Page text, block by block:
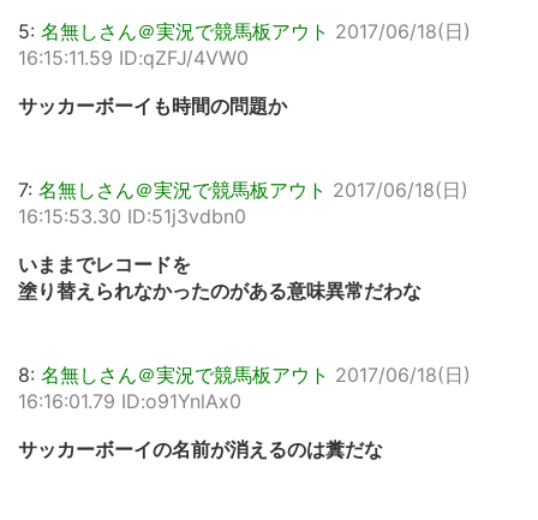
5: 名無しさん＠実況で競馬板アウト 2017/06/18(日)
16:15:11.59 ID:qZFJ/4VW0
サッカーボーイも時間の問題か
7: 名無しさん＠実況で競馬板アウト 2017/06/18(日)
16:15:53.30 ID:51j3vdbn0
いままでレコードを
塗り替えられなかったのがある意味異常だわな
8: 名無しさん＠実況で競馬板アウト 2017/06/18(日)
16:16:01.79 ID:o91YnlAx0
サッカーボーイの名前が消えるのは糞だな